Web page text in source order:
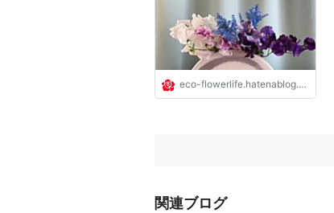
eco-flowerlife.hatenablog.com
関連ブログ